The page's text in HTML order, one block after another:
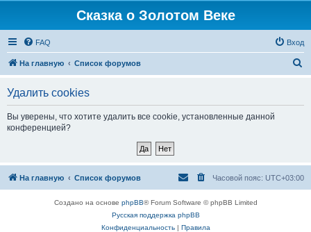
Сказка о Золотом Веке
FAQ Вход
На главную Список форумов
Удалить cookies
Вы уверены, что хотите удалить все cookie, установленные данной
конференцией?
На главную Список форумов Часовой пояс: UTC+03:00
Создано на основе phpBB® Forum Software © phpBB Limited
Русская поддержка phpBB
Конфиденциальность| Правила